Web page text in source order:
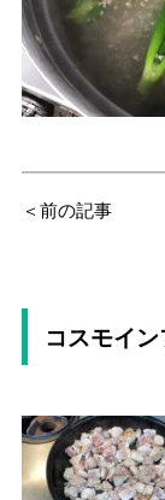
＜前の記事
コスモイ